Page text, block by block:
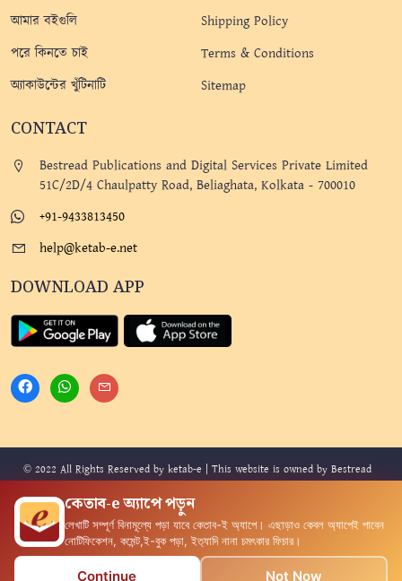
আমার বইগুলি
পরে কিনতে চাই
অ্যাকাউন্টের খুঁটিনাটি
Shipping Policy
Terms & Conditions
Sitemap
CONTACT
Bestread Publications and Digital Services Private Limited
51C/2D/4 Chaulpatty Road, Beliaghata, Kolkata - 700010
+91-9433813450
help@ketab-e.net
DOWNLOAD APP
© 2022 All Rights Reserved by ketab-e | This website is owned by Bestread
Developed By
কেতাব-e অ্যাপে পড়ুন
লেখাটি সম্পূর্ণ বিনামূল্যে পড়া যাবে কেতাব-ই অ‍্যাপে। এছাড়াও কেবল অ‍্যাপেই পাবেন
নোটিফিকেশন, কমেন্ট,ই-বুক পড়া, ইত‍্যাদি নানা চমৎকার ফিচার।
Continue Not Now